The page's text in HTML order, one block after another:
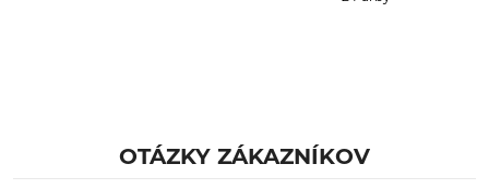
OTÁZKY ZÁKAZNÍKOV